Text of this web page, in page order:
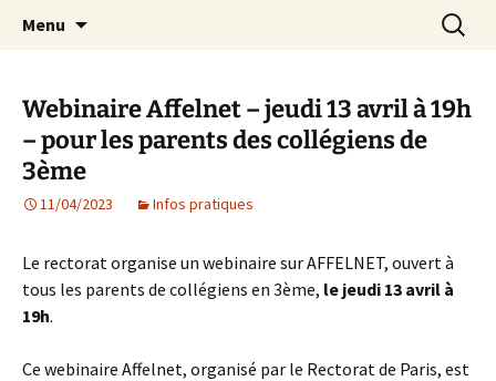
AIP Paris 14 – Association
Indépendante des Parents
d'élèves depuis 1981
Agit – s'Investit – Participe au service des
enfants du secteur scolaire Dolent-Arago-
Menu
Webinaire Affelnet – jeudi 13 avril à 19h
– pour les parents des collégiens de
3ème
11/04/2023 Infos pratiques
Le rectorat organise un webinaire sur AFFELNET, ouvert à
tous les parents de collégiens en 3ème, le jeudi 13 avril à
19h.
Ce webinaire Affelnet, organisé par le Rectorat de Paris, est